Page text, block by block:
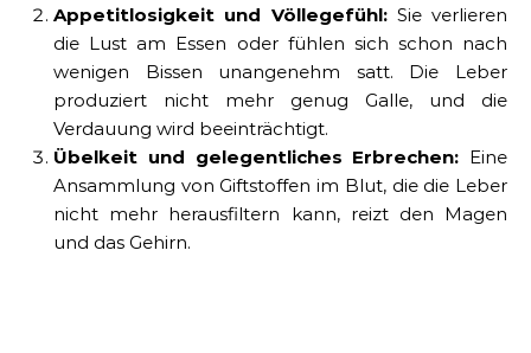
Appetitlosigkeit und Völlegefühl:Sie verlieren
die Lust am Essen oder fühlen sich schon nach
wenigen Bissen unangenehm satt. Die Leber
produziert nicht mehr genug Galle, und die
Verdauung wird beeinträchtigt.
Übelkeit und gelegentliches Erbrechen: Eine
Ansammlung von Giftstoffen im Blut, die die Leber
nicht mehr herausfiltern kann, reizt den Magen
und das Gehirn.